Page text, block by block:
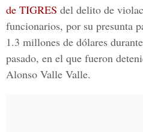
de TIGRES del delito de
funcionarios, por su presunta
1.3 millones de dólares
pasado, en el que fueron
Alonso Valle Valle.